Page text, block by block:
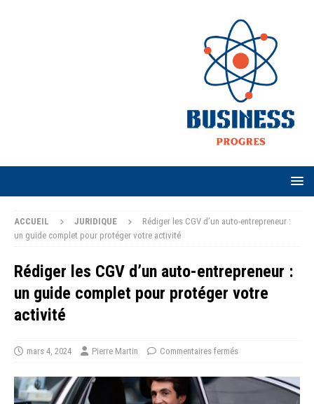
ACCUEIL JURIDIQUE
Rédiger les CGV d’un auto-entrepreneur :
un guide complet pour protéger votre activité
Rédiger les CGV d’un auto-entrepreneur :
un guide complet pour protéger votre
activité
mars 4, 2024 Pierre Martin Commentaires fermés